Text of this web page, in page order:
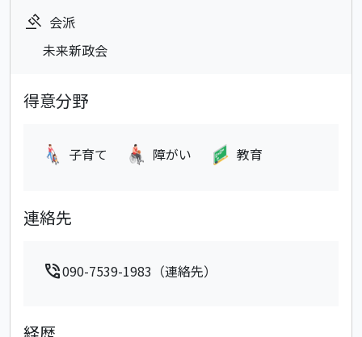
会派
未来新政会
得意分野
子育て 障がい 教育
連絡先
phone_in_talk090-7539-1983（連絡先）
経歴